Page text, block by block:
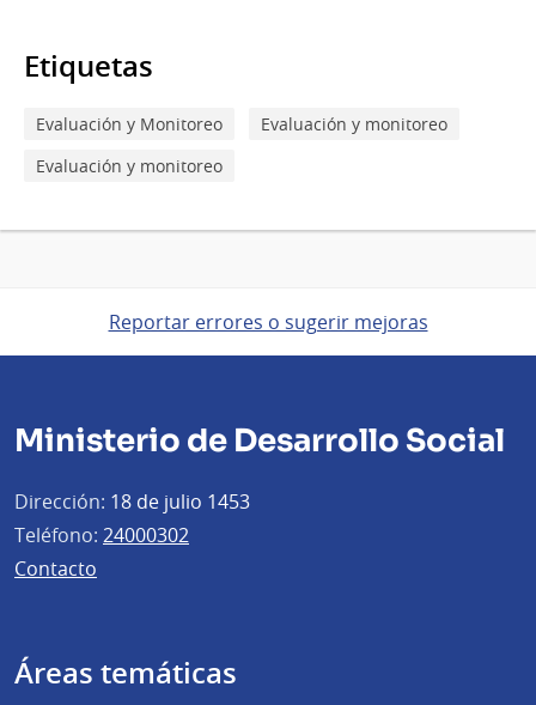
Etiquetas
Evaluación y Monitoreo
Evaluación y monitoreo
Evaluación y monitoreo
Reportar errores o sugerir mejoras
Ministerio de Desarrollo Social
Dirección: 18 de julio 1453
Teléfono: 24000302
Contacto
Áreas temáticas